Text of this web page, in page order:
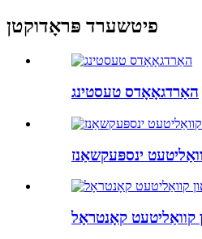
פיטשערד פּראָדוקטן
האַרדגאָאָדס טעסטינג
ינספּעקשאַנז
קוואַליטעט קאָנטראָל